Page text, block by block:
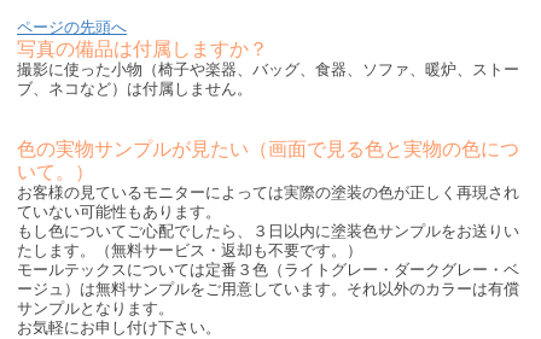
ページの先頭へ
写真の備品は付属しますか？
撮影に使った小物（椅子や楽器、バッグ、食器、ソファ、暖炉、ストー
ブ、ネコなど）は付属しません。
色の実物サンプルが見たい（画面で見る色と実物の色につ
いて。）
お客様の見ているモニターによっては実際の塗装の色が正しく再現され
ていない可能性もあります。
もし色についてご心配でしたら、３日以内に塗装色サンプルをお送りい
たします。（無料サービス・返却も不要です。）
モールテックスについては定番３色（ライトグレー・ダークグレー・ベ
ージュ）は無料サンプルをご用意しています。それ以外のカラーは有償
サンプルとなります。
お気軽にお申し付け下さい。